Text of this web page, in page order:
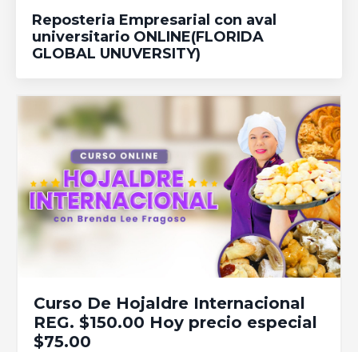
Reposteria Empresarial con aval
universitario ONLINE(FLORIDA
GLOBAL UNUVERSITY)
Curso De Hojaldre Internacional
REG. $150.00 Hoy precio especial
$75.00